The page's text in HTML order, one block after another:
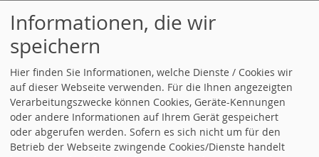
DAS ENDE VON RUND UND FLACH
Liebe Genossinnen und Genossen,
der Kreistag hat am Freitag beschlossen, dass wir ab 2022 einneues
Sammelsystem für FLACH und RUNDeinführen.
Informationen, die wir
speichern
Hier finden Sie Informationen, welche Dienste / Cookies wir
auf dieser Webseite verwenden. Für die Ihnen angezeigten
Verarbeitungszwecke können Cookies, Geräte-Kennungen
oder andere Informationen auf Ihrem Gerät gespeichert
oder abgerufen werden. Sofern es sich nicht um für den
Betrieb der Webseite zwingende Cookies/Dienste handelt